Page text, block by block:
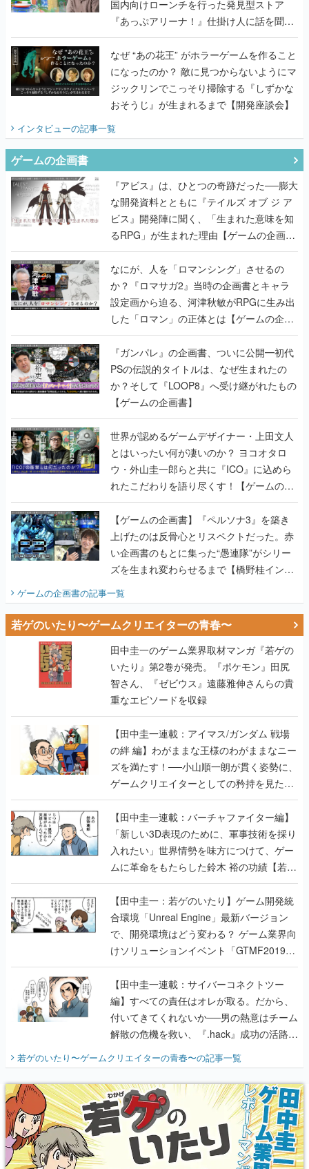
国内向けローンチを行った発見型ストア
『あっぷアリーナ！』仕掛け人に話を聞い
てみた
なぜ “あの花王” がホラーゲームを作ること
になったのか？ 敵に見つからないようにマ
ジックリンでこっそり掃除する『しずかな
おそうじ』が生まれるまで【開発座談会】
インタビューの記事一覧
ゲームの企画書
『アビス』は、ひとつの奇跡だった──膨大
な開発資料とともに『テイルズ オブ ジ ア
ビス』開発陣に聞く、「生まれた意味を知
るRPG」が生まれた理由【ゲームの企画
書】
なにが、人を「ロマンシング」させるの
か？『ロマサガ2』当時の企画書とキャラ
設定画から迫る、河津秋敏がRPGに生み出
した「ロマン」の正体とは【ゲームの企画
書】
『ガンパレ』の企画書、ついに公開━初代
PSの伝説的タイトルは、なぜ生まれたの
か？そして『LOOP8』へ受け継がれたもの
【ゲームの企画書】
世界が認めるゲームデザイナー・上田文人
とはいったい何が凄いのか？ ヨコオタロ
ウ・外山圭一郎らと共に『ICO』に込めら
れたこだわりを語り尽くす！【ゲームの企
画書】
【ゲームの企画書】『ペルソナ3』を築き
上げたのは反骨心とリスペクトだった。赤
い企画書のもとに集った“愚連隊”がシリー
ズを生まれ変わらせるまで【橋野桂インタ
ゲームの企画書の記事一覧
若ゲのいたり〜ゲームクリエイターの青春〜
田中圭一のゲーム業界取材マンガ『若ゲの
いたり』第2巻が発売。『ポケモン』田尻
智さん、『ゼビウス』遠藤雅伸さんらの貴
重なエピソードを収録
【田中圭一連載：アイマス/ガンダム 戦場
の絆 編】わがままな王様のわがままなニー
ズを満たす！──小山順一朗が貫く姿勢に、
ゲームクリエイターとしての矜持を見た
【若ゲのいたり最終回】
【田中圭一連載：バーチャファイター編】
「新しい3D表現のために、軍事技術を採り
入れたい」世界情勢を味方につけて、ゲー
ムに革命をもたらした鈴木 裕の功績【若ゲ
のいたり】
【田中圭一：若ゲのいたり】ゲーム開発統
合環境「Unreal Engine」最新バージョン
で、開発環境はどう変わる？ ゲーム業界向
けソリューションイベント「GTMF2019」
に行って、より理解を深めよう【PR】
【田中圭一連載：サイバーコネクトツー
編】すべての責任はオレが取る。だから、
付いてきてくれないか──男の熱意はチーム
解散の危機を救い、『.hack』成功の活路を
『少年ジャンプ』色だった【若ゲのいた
り】
若ゲのいたり〜ゲームクリエイターの青春〜の記事一覧